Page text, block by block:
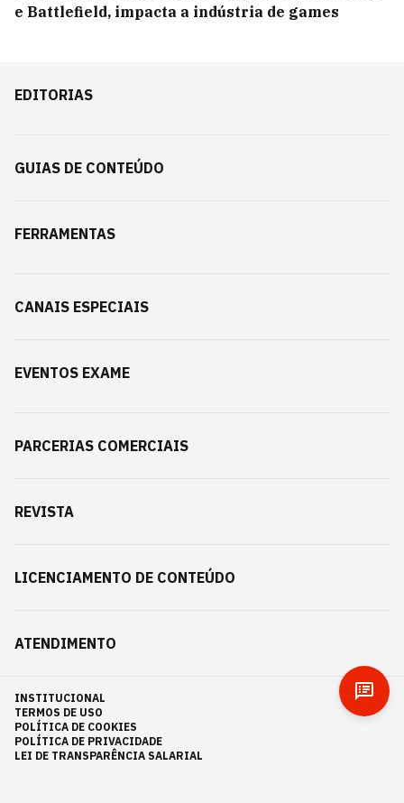
e Battlefield, impacta a indústria de games
EDITORIAS
GUIAS DE CONTEÚDO
FERRAMENTAS
CANAIS ESPECIAIS
EVENTOS EXAME
PARCERIAS COMERCIAIS
REVISTA
LICENCIAMENTO DE CONTEÚDO
ATENDIMENTO
INSTITUCIONAL
TERMOS DE USO
POLÍTICA DE COOKIES
POLÍTICA DE PRIVACIDADE
LEI DE TRANSPARÊNCIA SALARIAL